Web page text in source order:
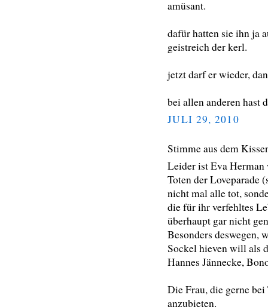
amüsant.
dafür hatten sie ihn ja
geistreich der kerl.
jetzt darf er wieder,
bei allen anderen hast
JULI 29, 2010
Stimme aus dem
Leider ist Eva
Toten der Loveparade
nicht mal alle tot,
die für ihr verfehltes
überhaupt gar nicht
Besonders deswegen,
Sockel hieven will als
Hannes Jännecke,
Die Frau, die gerne
anzubieten.